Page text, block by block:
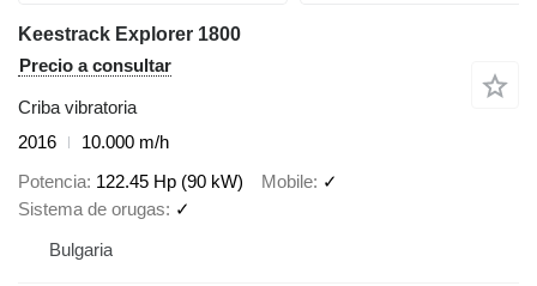
Keestrack Explorer 1800
Precio a consultar
Criba vibratoria
2016
10.000 m/h
Potencia 122.45 Hp (90 kW) Mobile ✓
Sistema de orugas
✓
Bulgaria